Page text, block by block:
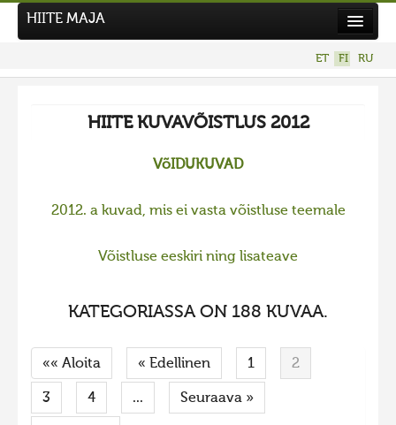
UUSI KUVAKILPAILU
Liikuvad kuvad 2025
2024 kuvakilpailu lisä
Liikkuvat kuvat 2024
Hiisien kuvakilpailu 2023
2023 kuvakilpailu lisä
HIITE MAJA
ET FI RU
HIITE KUVAVÕISTLUS 2012
VõIDUKUVAD
2012. a kuvad, mis ei vasta võistluse teemale
Võistluse eeskiri ning lisateave
KATEGORIASSA ON 188 KUVAA.
«« Aloita « Edellinen 1 2
3 4 ... Seuraava »